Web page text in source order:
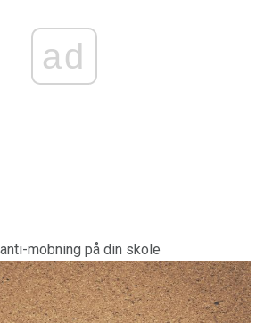
ad
mobning på din skole